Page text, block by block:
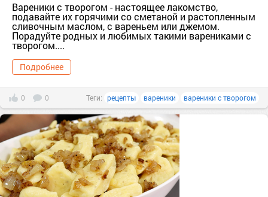
Вареники с творогом - настоящее лакомство,
подавайте их горячими со сметаной и растопленным
сливочным маслом, с вареньем или джемом.
Порадуйте родных и любимых такими варениками с
творогом....
Подробнее
0 0 Теги: рецепты вареники вареники с творогом